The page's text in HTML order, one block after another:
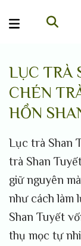
đến
dung
LỤC TRÀ
CHÉN
HỒN
Lục trà Shan
trà Shan
giữ nguyên
như cách làm
Shan Tuyết
thụ mọc tự